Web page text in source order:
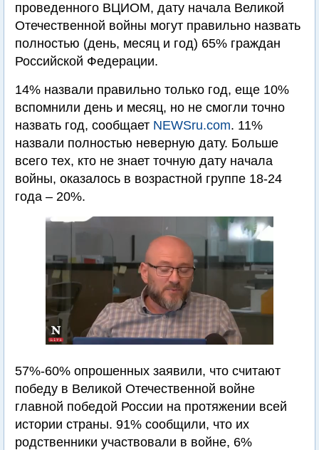
проведенного ВЦИОМ, дату начала Великой
Отечественной войны могут правильно назвать
полностью (день, месяц и год) 65% граждан
Российской Федерации.
14% назвали правильно только год, еще 10%
вспомнили день и месяц, но не смогли точно
назвать год, сообщает NEWSru.com. 11%
назвали полностью неверную дату. Больше
всего тех, кто не знает точную дату начала
войны, оказалось в возрастной группе 18-24
года – 20%.
57%-60% опрошенных заявили, что считают
победу в Великой Отечественной войне
главной победой России на протяжении всей
истории страны. 91% сообщили, что их
родственники участвовали в войне, 6%